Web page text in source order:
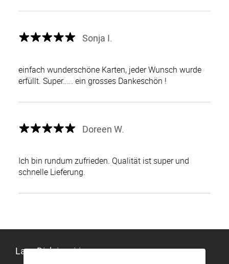
Sonja I.
einfach wunderschöne Karten, jeder Wunsch wurde
erfüllt. Super..... ein grosses Dankeschön !
Doreen W.
Ich bin rundum zufrieden. Qualität ist super und
schnelle Lieferung.
Lass Dich inspirieren